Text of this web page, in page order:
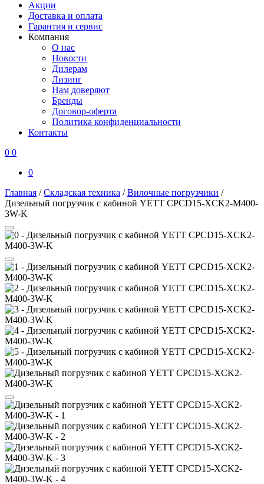
Акции
Доставка и оплата
Гарантия и сервис
Компания
О нас
Новости
Дилерам
Лизинг
Нам доверяют
Бренды
Договор-оферта
Политика конфиденциальности
Контакты
0 0
0
Главная /Складская техника /Вилочные погрузчики /
Дизельный погрузчик с кабиной YETT CPCD15-XCK2-M400-
3W-K